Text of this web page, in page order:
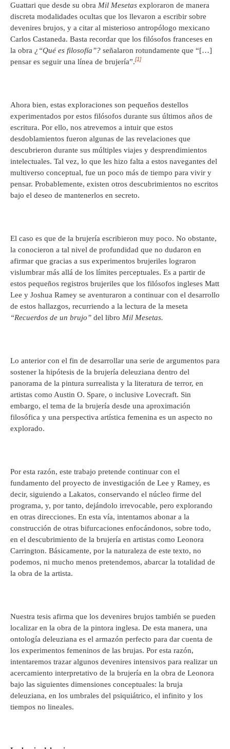
Guattari que desde su obra Mil Mesetas exploraron de manera
discreta modalidades ocultas que los llevaron a escribir sobre
devenires brujos, y a citar al misterioso antropólogo mexicano
Carlos Castaneda. Basta recordar que los filósofos franceses en
la obra ¿“Qué es filosofía”? señalaron rotundamente que “[…]
pensar es seguir una línea de brujería”.[1]
Ahora bien, estas exploraciones son pequeños destellos
experimentados por estos filósofos durante sus últimos años de
escritura. Por ello, nos atrevemos a intuir que estos
desdoblamientos fueron algunas de las revelaciones que
descubrieron durante sus múltiples viajes y desprendimientos
intelectuales. Tal vez, lo que les hizo falta a estos navegantes del
multiverso conceptual, fue un poco más de tiempo para vivir y
pensar. Probablemente, existen otros descubrimientos no escritos
bajo el deseo de mantenerlos en secreto.
El caso es que de la brujería escribieron muy poco. No obstante,
la conocieron a tal nivel de profundidad que no dudaron en
afirmar que gracias a sus experimentos brujeriles lograron
vislumbrar más allá de los límites perceptuales. Es a partir de
estos pequeños registros brujeriles que los filósofos ingleses Matt
Lee y Joshua Ramey se aventuraron a continuar con el desarrollo
de estos hallazgos, recurriendo a la lectura de la meseta
“Recuerdos de un brujo” del libro Mil Mesetas.
Lo anterior con el fin de desarrollar una serie de argumentos para
sostener la hipótesis de la brujería deleuziana dentro del
panorama de la pintura surrealista y la literatura de terror, en
artistas como Austin O. Spare, o inclusive Lovecraft. Sin
embargo, el tema de la brujería desde una aproximación
filosófica y una perspectiva artística femenina es un aspecto no
explorado.
Por esta razón, este trabajo pretende continuar con el
fundamento del proyecto de investigación de Lee y Ramey, es
decir, siguiendo a Lakatos, conservando el núcleo firme del
programa, y, por tanto, dejándolo irrevocable, pero explorando
en otras direcciones. En esta vía, intentamos abonar a la
construcción de otras bifurcaciones enfocándonos, sobre todo,
en el descubrimiento de la brujería en artistas como Leonora
Carrington. Básicamente, por la naturaleza de este texto, no
podemos, ni mucho menos pretendemos, abarcar la totalidad de
la obra de la artista.
Nuestra tesis afirma que los devenires brujos también se pueden
localizar en la obra de la pintora inglesa. De esta manera, una
ontología deleuziana es el armazón perfecto para dar cuenta de
los experimentos femeninos de las brujas. Por esta razón,
intentaremos trazar algunos devenires intensivos para realizar un
acercamiento interpretativo de la brujería en la obra de Leonora
bajo las siguientes dimensiones conceptuales: la bruja
deleuziana, en los umbrales del psiquiátrico, el infinito y los
tiempos no lineales.